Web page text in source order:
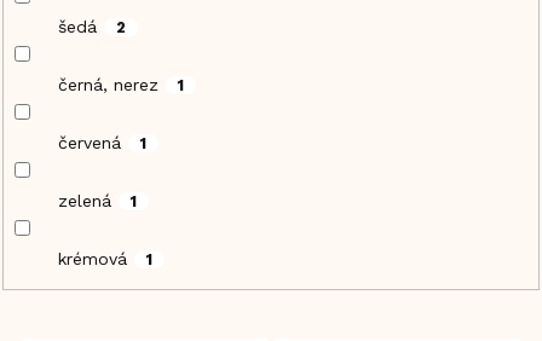
šedá 2
černá, nerez 1
červená 1
zelená 1
krémová 1